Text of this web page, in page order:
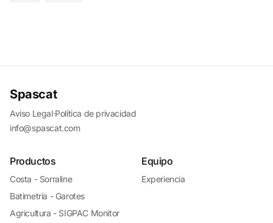
Spascat
Aviso Legal·Política de privacidad
info@spascat.com
Productos
Costa - Sorraline
Batimetría - Garotes
Agricultura - SIGPAC Monitor
Equipo
Experiencia